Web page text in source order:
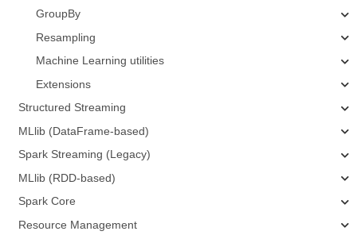
GroupBy
Resampling
Machine Learning utilities
Extensions
Structured Streaming
MLlib (DataFrame-based)
Spark Streaming (Legacy)
MLlib (RDD-based)
Spark Core
Resource Management